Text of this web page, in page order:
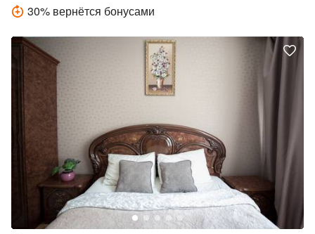
30% вернётся бонусами